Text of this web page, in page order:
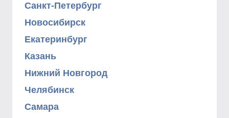
Санкт-Петербург
Новосибирск
Екатеринбург
Казань
Нижний Новгород
Челябинск
Самара